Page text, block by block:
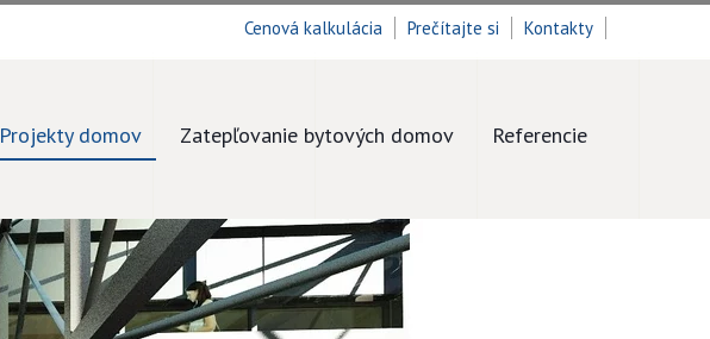
Kontakty
Prečítajte si
Cenová kalkulácia
Referencie
Zatepľovanie bytových domov
Projekty domov